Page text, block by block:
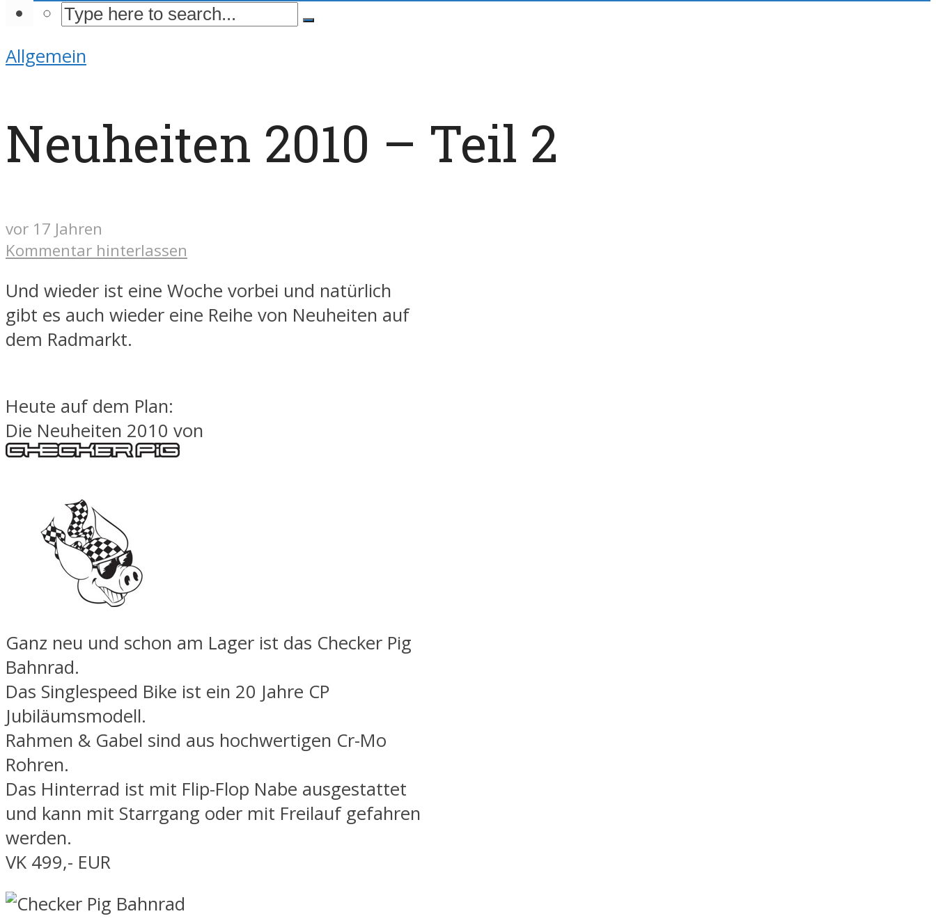
Allgemein
Neuheiten 2010 – Teil 2
vor 17 Jahren
Kommentar hinterlassen
Und wieder ist eine Woche vorbei und natürlich
gibt es auch wieder eine Reihe von Neuheiten auf
dem Radmarkt.
Heute auf dem Plan:
Die Neuheiten 2010 von
Ganz neu und schon am Lager ist das Checker Pig
Bahnrad.
Das Singlespeed Bike ist ein 20 Jahre CP
Jubiläumsmodell.
Rahmen & Gabel sind aus hochwertigen Cr-Mo
Rohren.
Das Hinterrad ist mit Flip-Flop Nabe ausgestattet
und kann mit Starrgang oder mit Freilauf gefahren
werden.
VK 499,- EUR